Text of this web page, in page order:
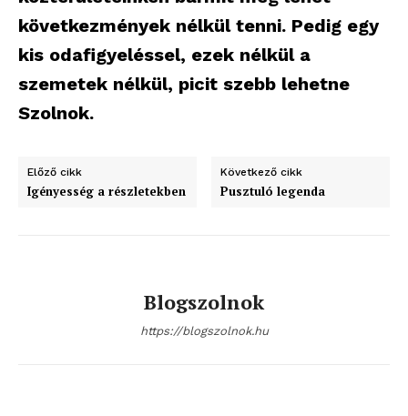
következmények nélkül tenni. Pedig egy
kis odafigyeléssel, ezek nélkül a
szemetek nélkül, picit szebb lehetne
Szolnok.
Előző cikk
Igényesség a részletekben
Következő cikk
Pusztuló legenda
Blogszolnok
https://blogszolnok.hu